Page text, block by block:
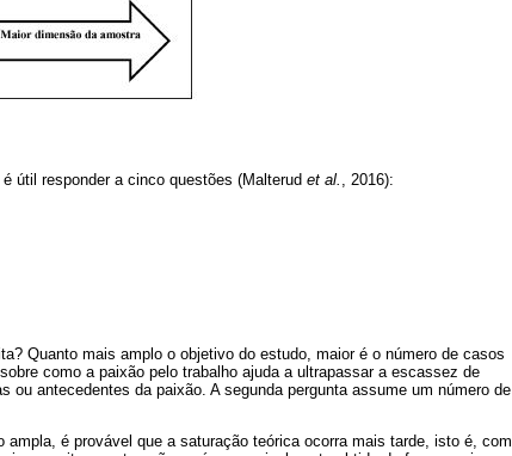
útil responder a cinco questões (Malterud et al. , 2016):
Quanto mais amplo o objetivo do estudo, maior é o número de casos
como a paixão pelo trabalho ajuda a ultrapassar a escassez de
ou antecedentes da paixão. A segunda pergunta assume um número de
é provável que a saturação teórica ocorra mais tarde, isto é, com